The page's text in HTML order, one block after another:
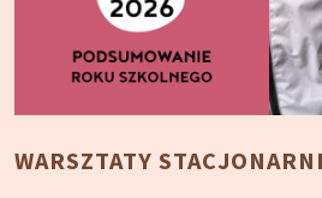
WARSZTATY